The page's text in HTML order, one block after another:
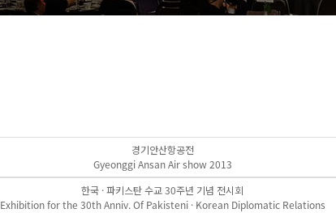
경기안산항공전
Gyeonggi Ansan Air show 2013
한국 · 파키스탄 수교 30주년 기념 전시회
Exhibition for the 30th Anniv. Of Pakisteni · Korean Diplomatic Relations